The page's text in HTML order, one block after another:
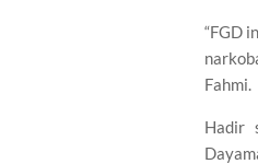
“FGD
Fahmi.
Hadir